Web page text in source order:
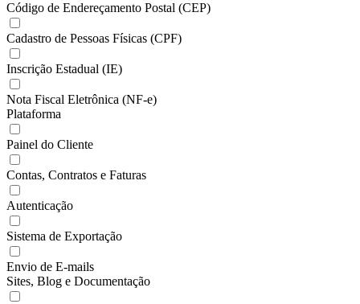
Código de Endereçamento Postal (CEP)
Cadastro de Pessoas Físicas (CPF)
Inscrição Estadual (IE)
Nota Fiscal Eletrônica (NF-e)
Plataforma
Painel do Cliente
Contas, Contratos e Faturas
Autenticação
Sistema de Exportação
Envio de E-mails
Sites, Blog e Documentação